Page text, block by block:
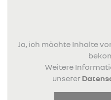
Ja, ich möchte Inhalte
Weitere
unserer